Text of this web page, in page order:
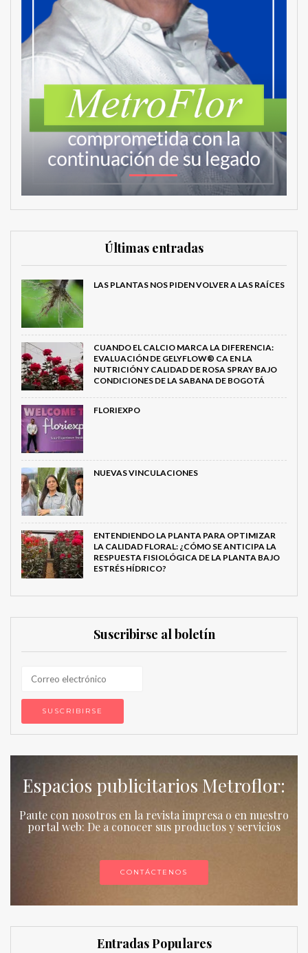
Últimas entradas
LAS PLANTAS NOS PIDEN VOLVER A LAS RAÍCES
CUANDO EL CALCIO MARCA LA DIFERENCIA:
EVALUACIÓN DE GELYFLOW® CA EN LA
NUTRICIÓN Y CALIDAD DE ROSA SPRAY BAJO
CONDICIONES DE LA SABANA DE BOGOTÁ
FLORIEXPO
NUEVAS VINCULACIONES
ENTENDIENDO LA PLANTA PARA OPTIMIZAR
LA CALIDAD FLORAL: ¿CÓMO SE ANTICIPA LA
RESPUESTA FISIOLÓGICA DE LA PLANTA BAJO
ESTRÉS HÍDRICO?
Suscribirse al boletín
Espacios publicitarios Metroflor:
Paute con nosotros en la revista impresa o en nuestro
portal web: De a conocer sus productos y servicios
CONTÁCTENOS
Entradas Populares